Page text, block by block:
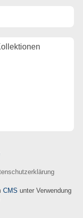
CMS unter Verwendung